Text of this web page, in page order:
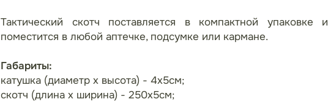
Тактический скотч поставляется в компактной упаковке и
поместится в любой аптечке, подсумке или кармане.
Габариты:
катушка (диаметр х высота) - 4х5см;
скотч (длина х ширина) - 250х5см;